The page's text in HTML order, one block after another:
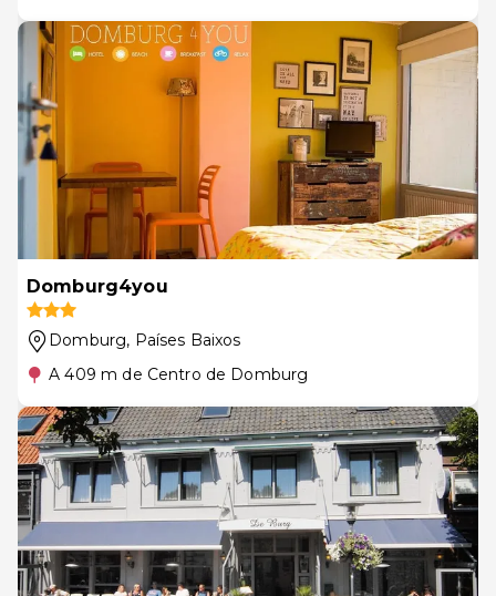
Domburg4you
Domburg, Países Baixos
A 409 m de Centro de Domburg